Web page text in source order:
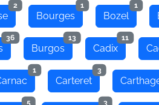
2
Bourges
1
Bozel
1
36
Burgos
13
Cadix
11
1
Carteret
3
5 3